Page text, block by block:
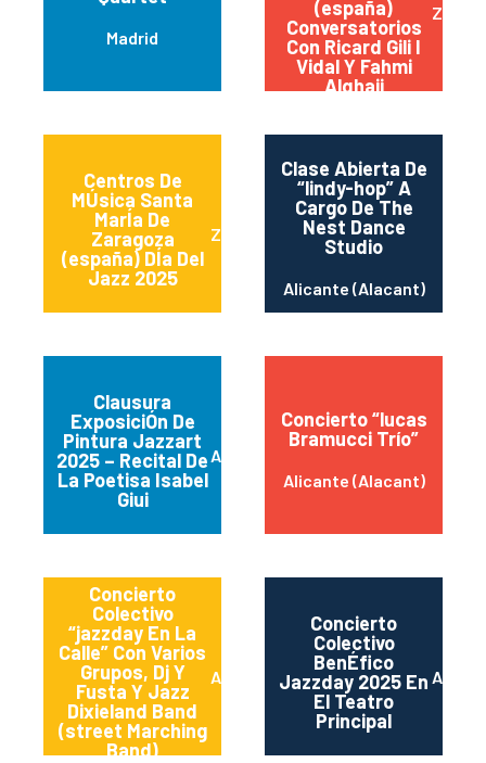
Madrid
(españa)
Conversatorios
Con Ricard Gili I
Vidal Y Fahmi
Alqhaii
Centros De
MÚsica Santa
MarÍa De
Zaragoza
(españa) DÍa Del
Jazz 2025
Zaragoza
Clase Abierta De
“lindy-hop” A
Cargo De The
Nest Dance
Studio
Alicante (Alacant)
Clausura
ExposiciÓn De
Pintura Jazzart
2025 – Recital De
La Poetisa Isabel
Giui
Alicante
Concierto “lucas
Bramucci Trío”
Alicante (Alacant)
Concierto
Colectivo
“jazzday En La
Calle” Con Varios
Grupos, Dj Y
Fusta Y Jazz
Dixieland Band
(street Marching
Band)
Alacant
Concierto
Colectivo
BenÉfico
Jazzday 2025 En
El Teatro
Principal